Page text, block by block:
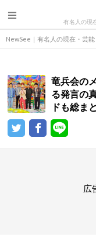
有名人の現
NewSee｜有名人の現在・芸
竜兵会の
る発言の
ドも総ま
広